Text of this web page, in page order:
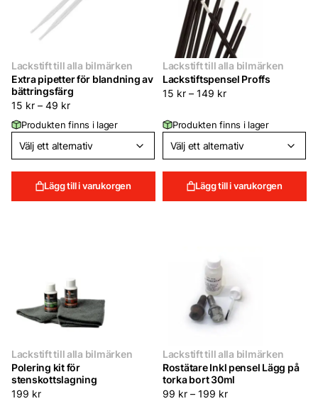
Lackstift till alla bilmärken
Extra pipetter för blandning av
bättringsfärg
15 kr – 49 kr
Produkten finns i lager
Lägg till i varukorgen
Lackstift till alla bilmärken
Lackstiftspensel Proffs
15 kr – 149 kr
Produkten finns i lager
Lägg till i varukorgen
Lackstift till alla bilmärken
Polering kit för
stenskottslagning
199 kr
Lackstift till alla bilmärken
Rostätare Inkl pensel Lägg på
torka bort 30ml
99 kr – 199 kr